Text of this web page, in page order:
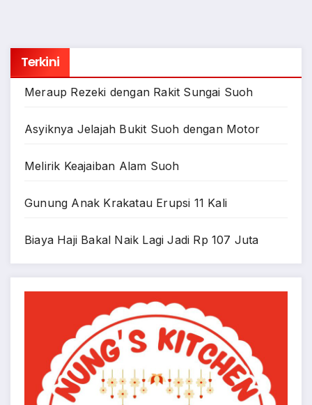
Terkini
Meraup Rezeki dengan Rakit Sungai Suoh
Asyiknya Jelajah Bukit Suoh dengan Motor
Melirik Keajaiban Alam Suoh
Gunung Anak Krakatau Erupsi 11 Kali
Biaya Haji Bakal Naik Lagi Jadi Rp 107 Juta